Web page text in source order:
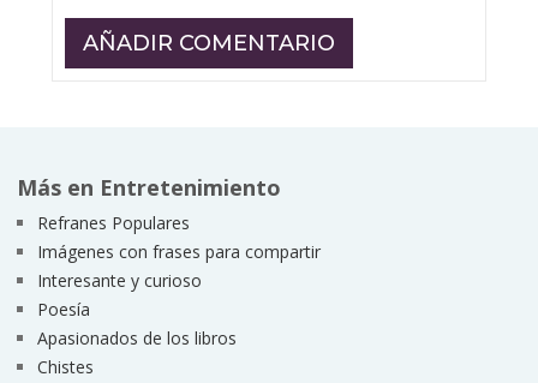
Más en Entretenimiento
Refranes Populares
Imágenes con frases para compartir
Interesante y curioso
Poesía
Apasionados de los libros
Chistes